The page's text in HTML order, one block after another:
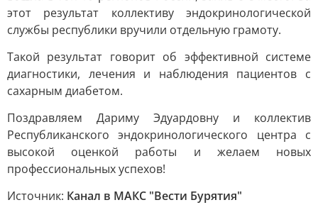
этот результат коллективу эндокринологической
службы республики вручили отдельную грамоту.
Такой результат говорит об эффективной системе
диагностики, лечения и наблюдения пациентов с
сахарным диабетом.
Поздравляем Дариму Эдуардовну и коллектив
Республиканского эндокринологического центра с
высокой оценкой работы и желаем новых
профессиональных успехов!
Источник: Канал в МАКС "Вести Бурятия"